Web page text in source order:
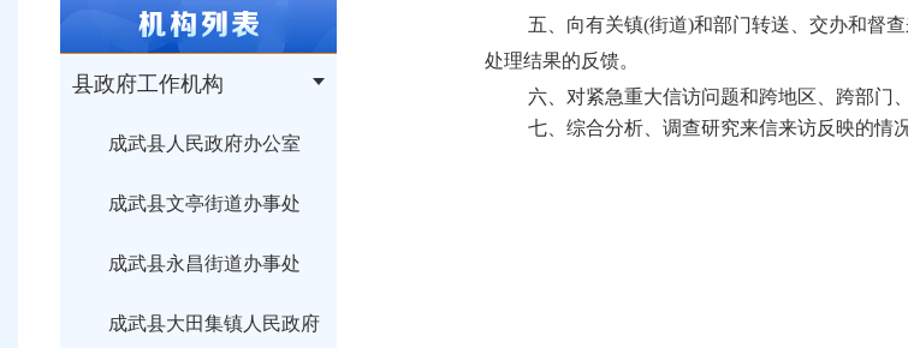
县政府工作机构
成武县人民政府办公室
成武县文亭街道办事处
成武县永昌街道办事处
成武县大田集镇人民政府
五、向有关镇(街道)和部门转送、交办和督
处理结果的反馈。
六、对紧急重大信访问题和跨地区、跨部门
七、综合分析、调查研究来信来访反映的情